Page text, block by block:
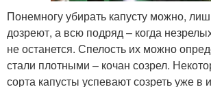
Понемногу убирать капусту можно,
дозреют, а всю подряд – когда
не останется. Спелость их можно
стали плотными – кочан созрел.
сорта капусты успевают созреть уже